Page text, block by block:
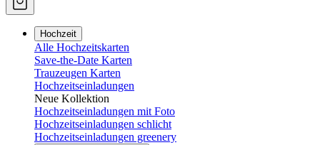
Hochzeit
Alle Hochzeitskarten
Save-the-Date Karten
Trauzeugen Karten
Hochzeitseinladungen
Neue Kollektion
Hochzeitseinladungen mit Foto
Hochzeitseinladungen schlicht
Hochzeitseinladungen greenery